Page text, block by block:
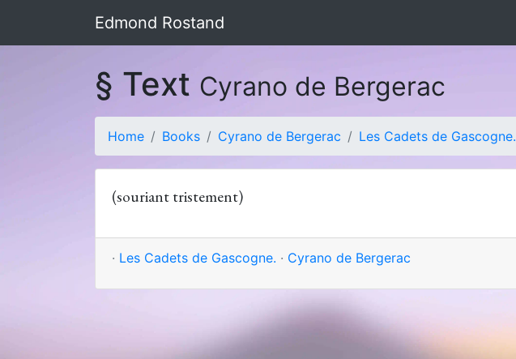
Edmond Rostand
§ Text Cyrano de Bergerac
Home Books Cyrano de Bergerac Les Cadets de Gascogne.
(souriant tristement)
· Les Cadets de Gascogne. · Cyrano de Bergerac